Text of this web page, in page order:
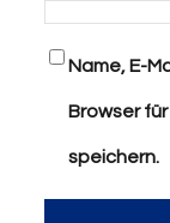
Name, E-
Browser
speichern.